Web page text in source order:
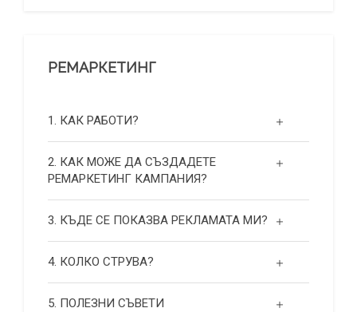
РЕМАРКЕТИНГ
1. КАК РАБОТИ?
2. КАК МОЖЕ ДА СЪЗДАДЕТЕ
РЕМАРКЕТИНГ КАМПАНИЯ?
3. КЪДЕ СЕ ПОКАЗВА РЕКЛАМАТА МИ?
4. КОЛКО СТРУВА?
5. ПОЛЕЗНИ СЪВЕТИ